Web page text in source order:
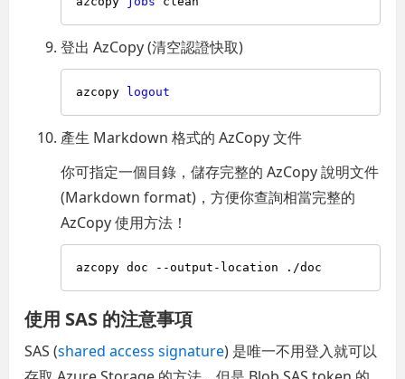
登出 AzCopy (清空認證快取)
azcopy logout
產生 Markdown 格式的 AzCopy 文件
你可指定一個目錄，儲存完整的 AzCopy 說明文件
(Markdown format)，方便你查詢相當完整的
AzCopy 使用方法！
使用 SAS 的注意事項
SAS (shared access signature) 是唯一不用登入就可以